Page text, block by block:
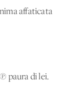
affaticata
paura di lei.